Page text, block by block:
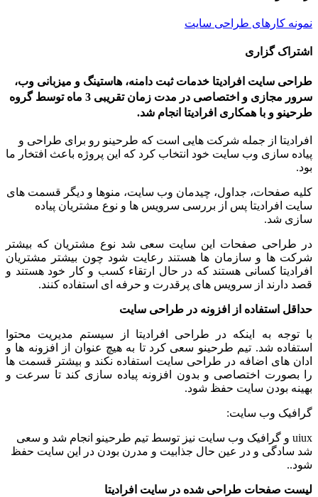
نمونه کارهای طراحی سایت
اشتراک گزاری
طراحی سایت افرادیتا خدمات ثبت دامنه، هاستینگ و میزبانی وب،
سرور مجازی و اختصاصی در مدت زمان تقریبی 3 ماه توسط گروه
طرحینو و با همکاری افرادیتا انجام شد.
افرادیتا از جمله شرکت هایی است که طرحینو رو برای طراحی و
پیاده سازی وب سایت خود انتخاب کرد که این پروژه باعث افتخار ما
بود.
کلیه صفحات، جداول، چیدمان وب سایت، منوها و دیگر قسمت های
سایت افرادیتا پس از بررسی سرویس ها و نوع مشتریان پیاده
سازی شد.
در طراحی صفحات این سایت سعی شد نوع مشتریان که بیشتر
شرکت ها و سازمان ها هستند رعایت شود چون بیشتر مشتریان
افرادیتا کسانی هستند که در حال ارتقاء کسب و کار خود هستند و
قصد دارند از سرویس های پرقدرت و حرفه ای استفاده کنند.
حداقل استفاده از افزونه در طراحی سایت
با توجه به اینکه در طراحی افرادیتا از سیستم مدیریت محتوا
استفاده شد. تیم طرحینو سعی کرد تا به هیچ عنوان از افزونه ها و
ادان های اضافه در طراحی سایت استفاده نکند و بیشتر قسمت ها
را بصورت اختصاصی و بدون افزونه پیاده سازی کند تا سرعت و
بهینه بودن سایت حفظ شود.
گرافیک وب سایت:
uiux و گرافیک وب سایت نیز توسط تیم طرحینو انجام شد و سعی
شد سادگی و در عین حال جذابیت و مدرن بودن در این سایت حفظ
شود..
لیست صفحات طراحی شده در سایت افرادیتا